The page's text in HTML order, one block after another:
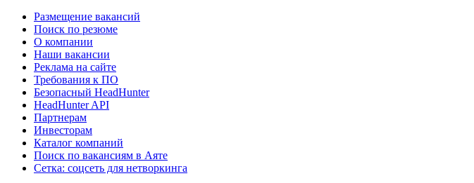
Размещение вакансий
Поиск по резюме
О компании
Наши вакансии
Реклама на сайте
Требования к ПО
Безопасный HeadHunter
HeadHunter API
Партнерам
Инвесторам
Каталог компаний
Поиск по вакансиям в Аяте
Сетка: соцсеть для нетворкинга